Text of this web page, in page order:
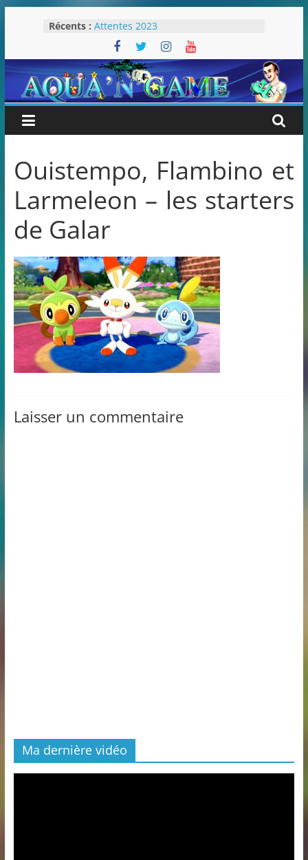
Récents : Attentes 2023
Rétrospective 2022
« Splatoon 3 est-il nécessaire ? »
« Dans les coulisses des JV Harry
Potter »
Pokémon Écarlate : ceci est une
révolution (ou pas) !
Ouistempo, Flambino et
Larmeleon – les starters
de Galar
Laisser un commentaire
Ma dernière vidéo